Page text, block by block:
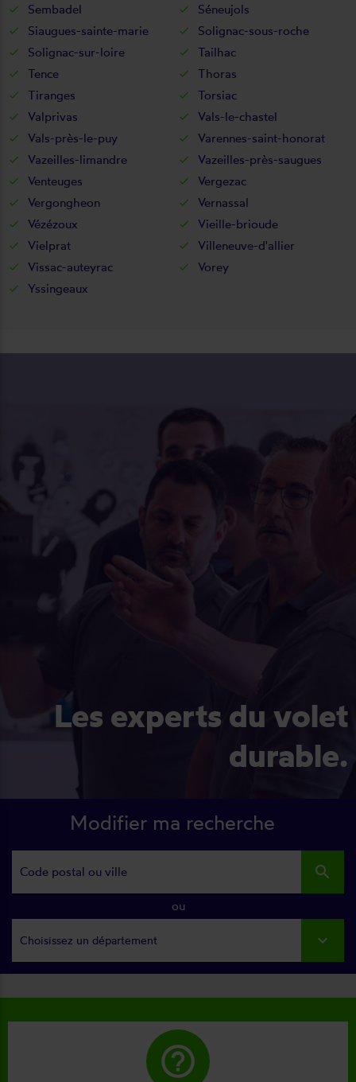
Sembadel
Séneujols
Siaugues-sainte-marie
Solignac-sous-roche
Solignac-sur-loire
Tailhac
Tence
Thoras
Tiranges
Torsiac
Valprivas
Vals-le-chastel
Vals-près-le-puy
Varennes-saint-honorat
Vazeilles-limandre
Vazeilles-près-saugues
Venteuges
Vergezac
Vergongheon
Vernassal
Vézézoux
Vieille-brioude
Vielprat
Villeneuve-d'allier
Vissac-auteyrac
Vorey
Yssingeaux
Les experts du volet
durable.
Modifier ma recherche
search
ou
Choisissez un département
help_outline